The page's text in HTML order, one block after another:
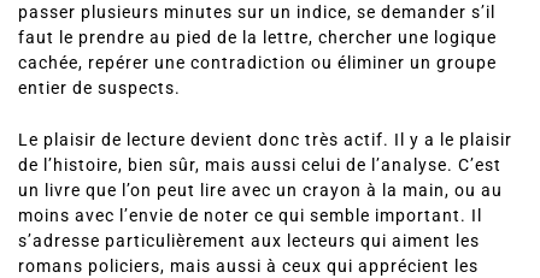
passer plusieurs minutes sur un indice, se demander s’il
faut le prendre au pied de la lettre, chercher une logique
cachée, repérer une contradiction ou éliminer un groupe
entier de suspects.
Le plaisir de lecture devient donc très actif. Il y a le plaisir
de l’histoire, bien sûr, mais aussi celui de l’analyse. C’est
un livre que l’on peut lire avec un crayon à la main, ou au
moins avec l’envie de noter ce qui semble important. Il
s’adresse particulièrement aux lecteurs qui aiment les
romans policiers, mais aussi à ceux qui apprécient les